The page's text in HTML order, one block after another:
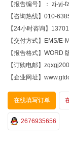
【报告编号】： zj-yj-
【咨询热线】010-
【24小时咨询】
【交付方式】EMS/E-
【报告格式】WORD
【订购电邮】
【企业网址】
在线填写订单
2676935656